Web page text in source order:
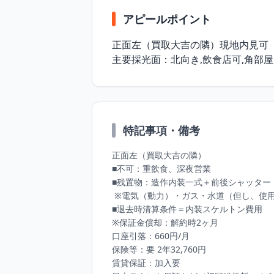
アピールポイント
正⾯左（買取⼤吉の隣）現地内⾒可
主要採光⾯：北向き,飲⾷店可,⾓部
特記事項・備考
正⾯左（買取⼤吉の隣）
■不可：重飲⾷、深夜営業
■残置物：造作内装⼀式＋前後シャッター
※電気（動⼒）・ガス・⽔道（但し、使⽤調査及び、⼯事が必要な場合は借主負担）
■退去時清算条件＝内装スケルトン費⽤
※保証⾦償却：解約時2ヶ⽉
⼝座引落：660円/⽉
保険等：要 2年32,760円
賃貸保証：加⼊要